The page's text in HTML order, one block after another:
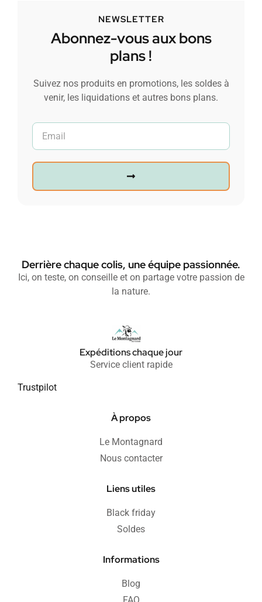
NEWSLETTER
Abonnez-vous aux bons
plans !
Suivez nos produits en promotions, les soldes à
venir, les liquidations et autres bons plans.
Derrière chaque colis, une équipe passionnée.
Ici, on teste, on conseille et on partage votre passion de
la nature.
Expéditions chaque jour
Service client rapide
Trustpilot
À propos
Le Montagnard
Nous contacter
Liens utiles
Black friday
Soldes
Informations
Blog